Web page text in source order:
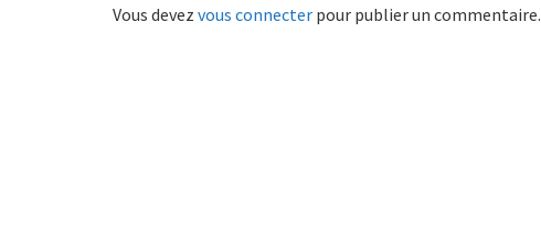
Vous devez vous connecter pour publier un commentaire.